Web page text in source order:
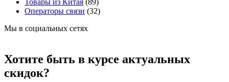
Товары из Китая (89)
Операторы связи (32)
Мы в социальных сетях
Хотите быть в курсе актуальных
скидок?